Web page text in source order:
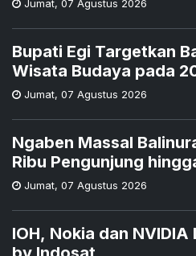
Jumat, 07 Agustus 2026
Bupati Egi Targetkan
Wisata Budaya pada
Jumat, 07 Agustus 2026
Ngaben Massal
Ribu Pengunjung
Jumat, 07 Agustus 2026
IOH, Nokia dan